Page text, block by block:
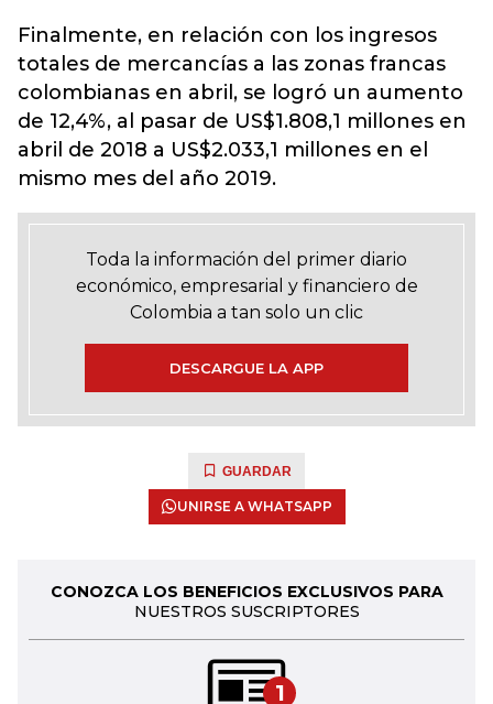
Finalmente, en relación con los ingresos
totales de mercancías a las zonas francas
colombianas en abril, se logró un aumento
de 12,4%, al pasar de US$1.808,1 millones en
abril de 2018 a US$2.033,1 millones en el
mismo mes del año 2019.
Toda la información del primer diario
económico, empresarial y financiero de
Colombia a tan solo un clic
DESCARGUE LA APP
GUARDAR
UNIRSE A WHATSAPP
CONOZCA LOS BENEFICIOS EXCLUSIVOS PARA
NUESTROS SUSCRIPTORES
1